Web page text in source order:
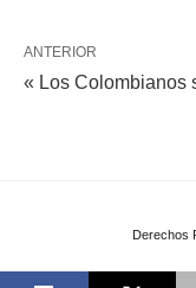
ANTERIOR
« Los Colombianos
Derechos